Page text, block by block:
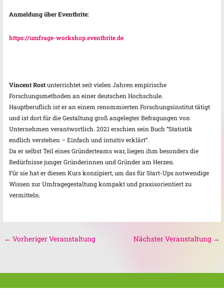
Anmeldung über Eventbrite:
https://umfrage-workshop.eventbrite.de
Vincent Rostunterrichtet seit vielen Jahren empirische
Forschungsmethoden an einer deutschen Hochschule.
Hauptberuflich ist er an einem renommierten Forschungsinstitut tätigt
und ist dort für die Gestaltung groß angelegter Befragungen von
Unternehmen verantwortlich. 2021 erschien sein Buch “Statistik
endlich verstehen – Einfach und intuitiv erklärt”.
Da er selbst Teil eines Gründerteams war, liegen ihm besonders die
Bedürfnisse junger Gründerinnen und Gründer am Herzen.
Für sie hat er diesen Kurs konzipiert, um das für Start-Ups notwendige
Wissen zur Umfragegestaltung kompakt und praxisorientiert zu
vermitteln.
← Vorheriger Veranstaltung Nächster Veranstaltung →